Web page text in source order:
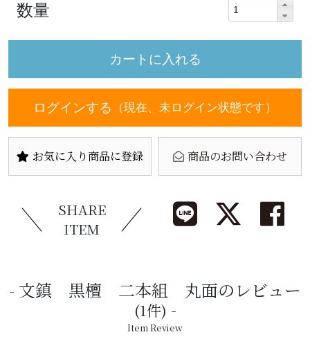
数量
ログインする （現在、未ログイン状態です）
お気に入り商品に登録 商品のお問い合わせ
SHARE
ITEM
文鎮 黒檀 二本組 丸面のレビュー
(1件)
Item Review